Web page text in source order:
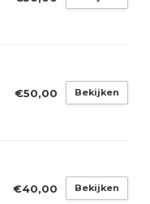
€50,00 Bekijken
€40,00 Bekijken